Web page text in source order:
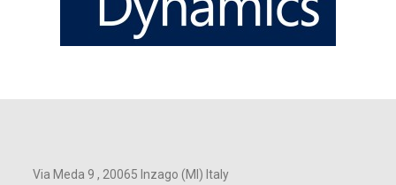
Via Meda 9 , 20065 Inzago (MI) Italy